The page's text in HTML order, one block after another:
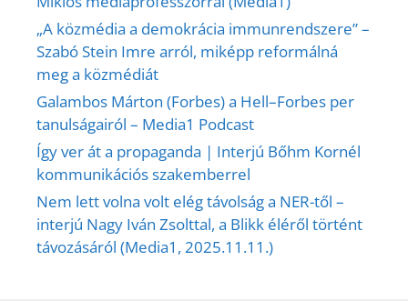
„A közmédia a demokrácia immunrendszere” –
Szabó Stein Imre arról, miképp reformálná
meg a közmédiát
Galambos Márton (Forbes) a Hell–Forbes per
tanulságairól – Media1 Podcast
Így ver át a propaganda | Interjú Bőhm Kornél
kommunikációs szakemberrel
Nem lett volna volt elég távolság a NER-től –
interjú Nagy Iván Zsolttal, a Blikk éléről történt
távozásáról (Media1, 2025.11.11.)